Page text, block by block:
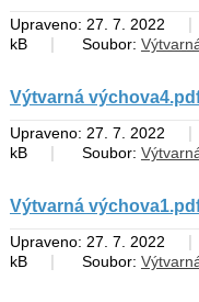
Upraveno: 27. 7. 2022
kB
Soubor:
Výtvarná
Upraveno: 27. 7. 2022
kB
Soubor:
Výtvarná
Upraveno: 27. 7. 2022
kB
Soubor: